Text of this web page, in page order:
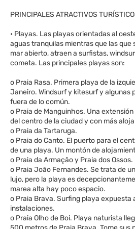
PRINCIPALES ATRACTIVOS
• Playas. Las playas orientadas al
aguas tranquilas mientras que las que
mar abierto, atraen a surfistas,
cometa. Las principales playas son:
o Praia Rasa. Primera playa de la
Janeiro. Windsurf y kitesurf y algunas
fuera de lo común.
o Praia de Manguinhos. Una
del centro de la ciudad y con más
o Praia da Tartaruga.
o Praia do Canto. El puerto para el
de una playa. Un montón de
o Praia da Armação y Praia dos Ossos.
o Praia João Fernandes. Se trata de
lujo, pero la playa es
marea alta hay poco espacio.
o Praia Brava. Surfing playa expuesta
instalaciones.
o Praia Olho de Boi. Playa naturista